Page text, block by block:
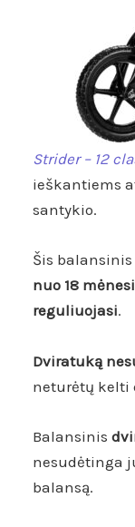
Strider – 12
ieškantiems
santykio.
Šis
nuo 18
reguliuojasi.
Dviratuką
neturėtų kelti
Balansinis
nesudėtinga
balansą.